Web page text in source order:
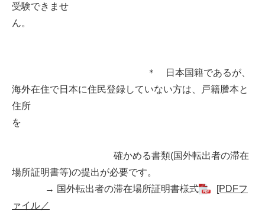
受験できませ
ん。
＊ 日本国籍であるが、
海外在住で日本に住民登録していない方は、戸籍謄本と
住所
を
確かめる書類(国外転出者の滞在
場所証明書等)の提出が必要です。
→ 国外転出者の滞在場所証明書様式
[PDFフ
ァイル／